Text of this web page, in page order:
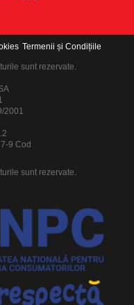
Termenii și Condițiile
sunt rezervate.
2001
9 Cod
sunt rezervate.